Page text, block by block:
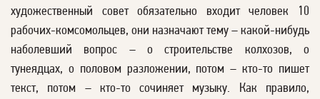
художественный совет обязательно входит человек 10
рабочих-комсомольцев, они назначают тему – какой-нибудь
наболевший вопрос – о строительстве колхозов, о
тунеядцах, о половом разложении, потом – кто-то пишет
текст, потом – кто-то сочиняет музыку. Как правило,